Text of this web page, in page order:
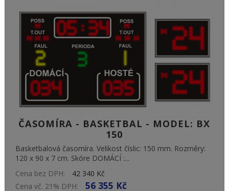
ČASOMÍRA - BASKETBAL - MODEL: BX
150
Basketbalová časomíra. Velikost číslic: 150 mm. Rozměry:
120 x 90 x 7 cm. Skóre DOMÁCÍ :...
Cena bez DPH:
42 340 Kč
Cena vč. 21% DPH:
56 355 Kč